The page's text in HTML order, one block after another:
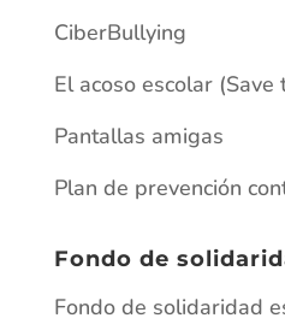
CiberBullying
El acoso escolar (Save
Pantallas amigas
Plan de prevención
Fondo de
Fondo de solidaridad